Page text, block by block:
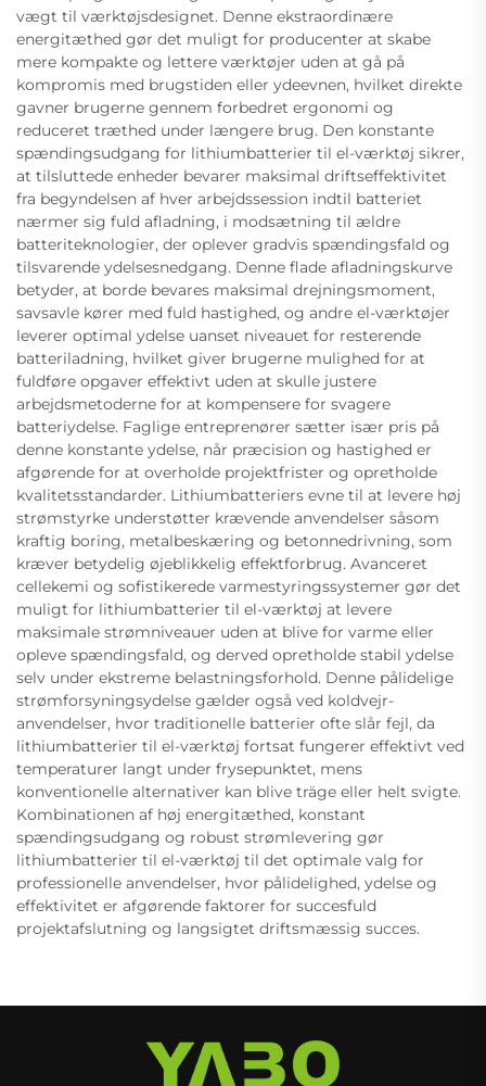
vægt til værktøjsdesignet. Denne ekstraordinære
energitæthed gør det muligt for producenter at skabe
mere kompakte og lettere værktøjer uden at gå på
kompromis med brugstiden eller ydeevnen, hvilket direkte
gavner brugerne gennem forbedret ergonomi og
reduceret træthed under længere brug. Den konstante
spændingsudgang for lithiumbatterier til el-værktøj sikrer,
at tilsluttede enheder bevarer maksimal driftseffektivitet
fra begyndelsen af hver arbejdssession indtil batteriet
nærmer sig fuld afladning, i modsætning til ældre
batteriteknologier, der oplever gradvis spændingsfald og
tilsvarende ydelsesnedgang. Denne flade afladningskurve
betyder, at borde bevares maksimal drejningsmoment,
savsavle kører med fuld hastighed, og andre el-værktøjer
leverer optimal ydelse uanset niveauet for resterende
batteriladning, hvilket giver brugerne mulighed for at
fuldføre opgaver effektivt uden at skulle justere
arbejdsmetoderne for at kompensere for svagere
batteriydelse. Faglige entreprenører sætter især pris på
denne konstante ydelse, når præcision og hastighed er
afgørende for at overholde projektfrister og opretholde
kvalitetsstandarder. Lithiumbatteriers evne til at levere høj
strømstyrke understøtter krævende anvendelser såsom
kraftig boring, metalbeskæring og betonnedrivning, som
kræver betydelig øjeblikkelig effektforbrug. Avanceret
cellekemi og sofistikerede varmestyringssystemer gør det
muligt for lithiumbatterier til el-værktøj at levere
maksimale strømniveauer uden at blive for varme eller
opleve spændingsfald, og derved opretholde stabil ydelse
selv under ekstreme belastningsforhold. Denne pålidelige
strømforsyningsydelse gælder også ved koldvejr-
anvendelser, hvor traditionelle batterier ofte slår fejl, da
lithiumbatterier til el-værktøj fortsat fungerer effektivt ved
temperaturer langt under frysepunktet, mens
konventionelle alternativer kan blive träge eller helt svigte.
Kombinationen af høj energitæthed, konstant
spændingsudgang og robust strømlevering gør
lithiumbatterier til el-værktøj til det optimale valg for
professionelle anvendelser, hvor pålidelighed, ydelse og
effektivitet er afgørende faktorer for succesfuld
projektafslutning og langsigtet driftsmæssig succes.